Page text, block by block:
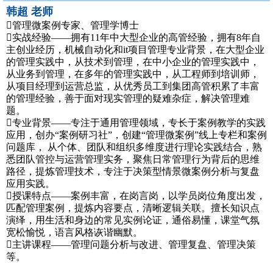
韩超 老师
管理微案例专家、管理学博士
实战经验——拥有11年中大型企业的高管经验，拥有8年自
主创业经历，机械自动化和it项目管理专业背景，在大型企业
的管理实践中，从技术到管理，在中小企业的管理实践中，
从业务到管理，在多年的管理实践中，从工程师到培训师，
从项目经理到运营总监，从优秀员工到集团高管积累了丰富
的管理经验，善于面对现实管理的疑难杂症，解决管理难
题。
专业背景——专注于通用管理领域，专长于案例教学的实践
应用，创办“案例研习社”，创建“管理微案例”线上专栏和案例
问题库， 从个体、团队和组织多维度进行理论实践结合，熟
悉团队管控与运营管理实务，聚焦日常管理行为背后的思维
路径，提炼管理技术，专注于决策型情景微案例分析与复盘
应用实践。
授课特点——案例丰富，在岗言岗，以学员岗位角度出发，
匹配管理案例，提炼内容要点，清晰逻辑关联。擅长知识点
演绎，用生活和身边的常见实例论证，通俗易懂，课堂气氛
宽松愉悦，语言风格诙谐幽默。
主讲课程——管理问题分析与改进、管理复盘、管理决策
等。